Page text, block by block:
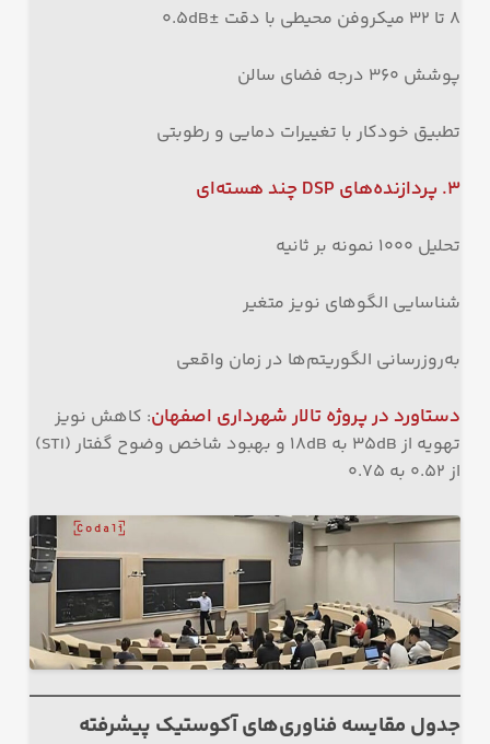
۸ تا ۳۲ میکروفن محیطی با دقت ±۰.۵dB
پوشش ۳۶۰ درجه فضای سالن
تطبیق خودکار با تغییرات دمایی و رطوبتی
۳. پردازنده‌های چند هسته‌ای
تحلیل ۱۰۰۰ نمونه بر ثانیه
شناسایی الگوهای نویز متغیر
به‌روزرسانی الگوریتم‌ها در زمان واقعی
دستاورد در پروژه تالار شهرداری اصفهان: کاهش نویز
تهویه از ۳۵dB به ۱۸dB و بهبود شاخص وضوح گفتار (STI)
از ۰.۵۲ به ۰.۷۵
جدول مقایسه فناوری‌های آکوستیک پیشرفته